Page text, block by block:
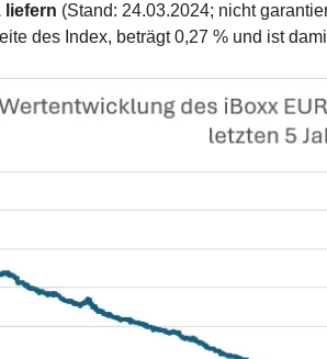
liefern (Stand: 24.03.2024; nicht
des Index, beträgt 0,27 % und ist